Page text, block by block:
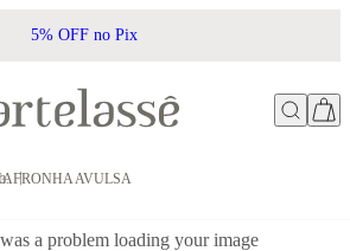
5% OFF no Pix
FRONHA AVULSA
a problem loading your image